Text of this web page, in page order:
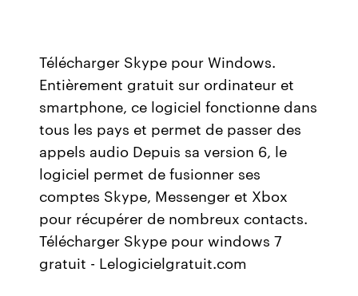
Télécharger Skype pour Windows.
Entièrement gratuit sur ordinateur et
smartphone, ce logiciel fonctionne dans
tous les pays et permet de passer des
appels audio Depuis sa version 6, le
logiciel permet de fusionner ses
comptes Skype, Messenger et Xbox
pour récupérer de nombreux contacts.
Télécharger Skype pour windows 7
gratuit - Lelogicielgratuit.com